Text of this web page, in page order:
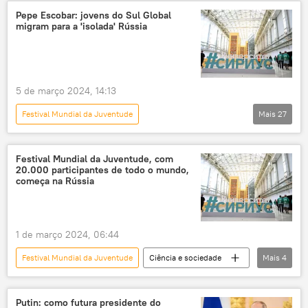
Krasnodar
juventude
ordem mundial
nova ordem mundial
negócios
Pepe Escobar: jovens do Sul Global
migram para a 'isolada' Rússia
5 de março 2024, 14:13
Festival Mundial da Juventude
Panorama internacional
Europa
Rússia
Pepe Escobar
Sociedade
Sul Global
Índia
Xi Jinping
URSS
Belgorod
Hyderabad
União Soviética
Ossétia do Sul
Transnístria
China
Sudão
Equador
Estados Unidos
Mais 27
Festival Mundial da Juventude, com
20.000 participantes de todo o mundo,
começa na Rússia
1 de março 2024, 06:44
Festival Mundial da Juventude
Ciência e sociedade
Festival Mundial da Juventude de 2024
Rússia
Krasnodar Vladimir Putin
Mais 4
Putin: como futura presidente do